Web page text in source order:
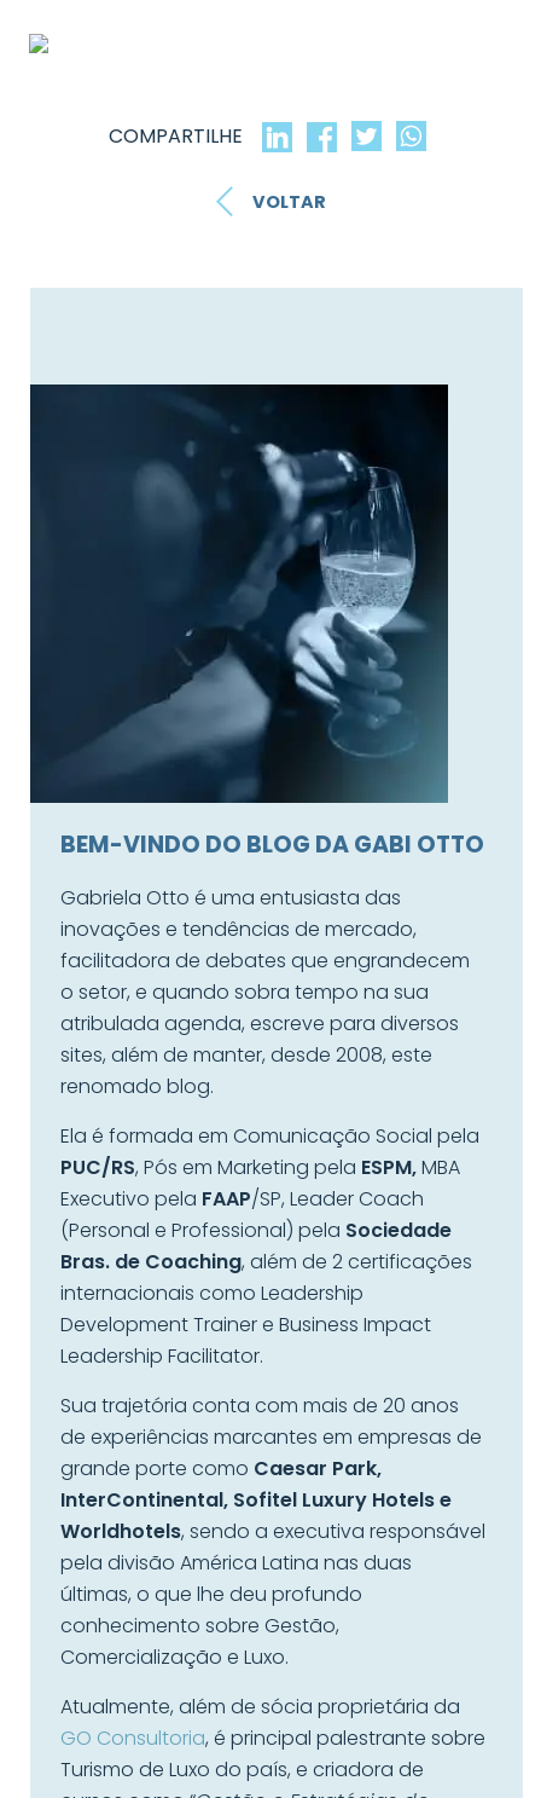
COMPARTILHE
VOLTAR
BEM-VINDO DO BLOG DA GABI OTTO
Gabriela Otto é uma entusiasta das
inovações e tendências de mercado,
facilitadora de debates que engrandecem
o setor, e quando sobra tempo na sua
atribulada agenda, escreve para diversos
sites, além de manter, desde 2008, este
renomado blog.
Ela é formada em Comunicação Social pela
PUC/RS, Pós em Marketing pela ESPM,MBA
Executivo pela FAAP/SP, Leader Coach
(Personal e Professional) pela Sociedade
Bras. de Coaching, além de 2 certificações
internacionais como Leadership
Development Trainer e Business Impact
Leadership Facilitator.
Sua trajetória conta com mais de 20 anos
de experiências marcantes em empresas de
grande porte como Caesar Park,
InterContinental, Sofitel Luxury Hotels e
Worldhotels, sendo a executiva responsável
pela divisão América Latina nas duas
últimas, o que lhe deu profundo
conhecimento sobre Gestão,
Comercialização e Luxo.
Atualmente, além de sócia proprietária da
GO Consultoria, é principal palestrante sobre
Turismo de Luxo do país, e criadora de